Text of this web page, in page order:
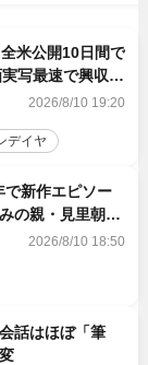
米公開10日間で
写最速で興収
2026/8/10 19:20
デイヤ
で新作エピソー
の親・見里朝希
2026/8/10 18:50
話はほぼ「筆